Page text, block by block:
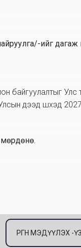
ийг
байгуулалтыг
дээд шүүхэд
мөрдөнө.
ӨРГӨН МЭДҮҮЛЭХ